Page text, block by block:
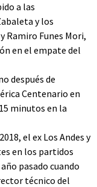
a las
y los
Ramiro Funes Mori,
en el empate del
después de
Centenario en
minutos en la
el ex Los Andes y
en los partidos
pasado cuando
técnico del